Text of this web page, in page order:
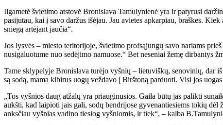
Il­ga­me­tė švie­ti­mo at­sto­vė Bro­nis­la­va Ta­mu­ly­nie­nė yra ir pa­ty­ru­si
pa­si­ju­tau, kai į sa­vo dar­žus iš­ėjau. Jau avie­tes ap­kar­piau, braš­kes.
snie­gą ar­tė­jant jau­čia“.
Jos lys­vės – mies­to te­ri­to­ri­jo­je, švie­ti­mo prof­są­jun­gų sa­vo na­riams
nu­si­ga­luo­tu­me nuo se­dė­ji­mo na­muo­se.“ Bet ne­se­niai že­mę dir­ban­tys
Ta­me skly­pe­ly­je Bro­nis­la­va tu­rė­jo vyš­nių – lie­tu­viš­kų, se­no­vi­nių, dar
są so­dą, ma­ma ki­bi­rus uo­gų vež­da­vo į Birš­to­ną par­duo­ti. Vi­si jos
„Tos vyš­nios daug at­ža­lų yra pri­au­gi­nu­sios. Gai­la bū­tų jas pa­lik­ti
aukš­ti, kad lai­pio­ti jais ga­li, so­dų ben­dri­jo­se gy­ve­nan­tie­siems to­kių dėl
anks­čiau vyš­nias va­di­no tie­siog vyš­nio­mis, ir tiek“, – kal­ba